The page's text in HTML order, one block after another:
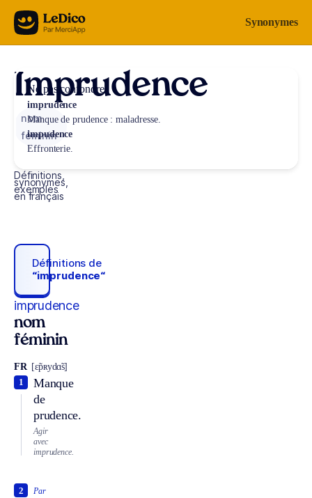
Aller au contenu Synonymes
Imprudence
nom
féminin
Définitions,
synonymes,
exemples
en français
Définitions de
“imprudence“
imprudence
nom
féminin
FR [ɛ̃pʀydɑ̃s]
Manque
de
prudence.
1
Agir
avec
imprudence.
Par
2
Ne pas confondre
imprudence
Manque de prudence : maladresse.
impudence
Effronterie.